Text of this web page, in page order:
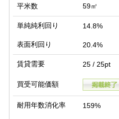
平米数 59㎡
単純純利回り 14.8%
表面利回り 20.4%
賃貸需要 25 / 25pt
買受可能価額
耐用年数消化率 159%